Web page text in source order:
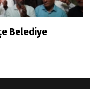
Belediye